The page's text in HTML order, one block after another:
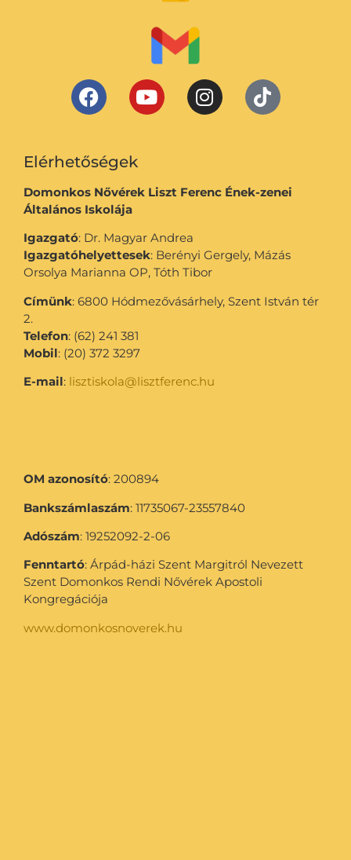
Elérhetőségek
Domonkos Nővérek Liszt Ferenc Ének-zenei
Általános Iskolája
Igazgató: Dr. Magyar Andrea
Igazgatóhelyettesek: Berényi Gergely, Mázás
Orsolya Marianna OP, Tóth Tibor
Címünk: 6800 Hódmezővásárhely, Szent István tér
2.
Telefon: (62) 241 381
Mobil: (20) 372 3297
E-mail: lisztiskola@lisztferenc.hu
OM azonosító: 200894
Bankszámlaszám: 11735067-23557840
Adószám: 19252092-2-06
Fenntartó: Árpád-házi Szent Margitról Nevezett
Szent Domonkos Rendi Nővérek Apostoli
Kongregációja
www.domonkosnoverek.hu